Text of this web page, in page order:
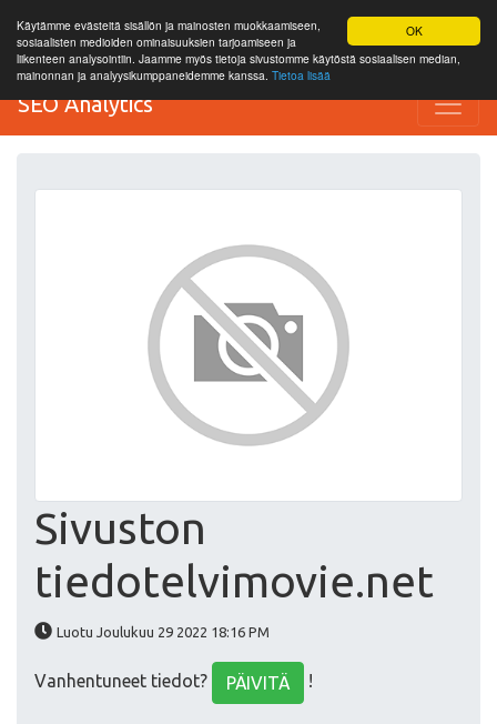
OK
Käytämme evästeitä sisällön ja mainosten muokkaamiseen,
sosiaalisten medioiden ominaisuuksien tarjoamiseen ja
liikenteen analysointiin. Jaamme myös tietoja sivustomme käytöstä sosiaalisen median,
mainonnan ja analyysikumppaneidemme kanssa. Tietoa lisää
SEO Analytics
Sivuston
tiedotelvimovie.net
Luotu Joulukuu 29 2022 18:16 PM
Vanhentuneet tiedot? PÄIVITÄ !